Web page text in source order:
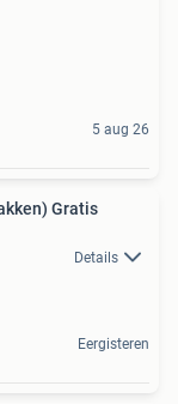
5 aug 26
Gratis
Details
Eergisteren